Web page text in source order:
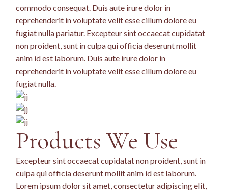
commodo consequat. Duis aute irure dolor in
reprehenderit in voluptate velit esse cillum dolore eu
fugiat nulla pariatur. Excepteur sint occaecat cupidatat
non proident, sunt in culpa qui officia deserunt mollit
anim id est laborum. Duis aute irure dolor in
reprehenderit in voluptate velit esse cillum dolore eu
fugiat nulla.
Products We Use
Excepteur sint occaecat cupidatat non proident, sunt in
culpa qui officia deserunt mollit anim id est laborum.
Lorem ipsum dolor sit amet, consectetur adipiscing elit,